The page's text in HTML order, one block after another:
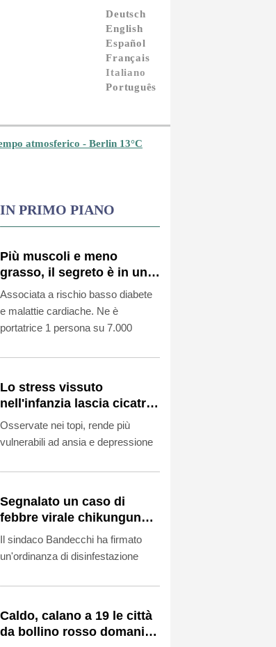
Deutsch
English
Español
Français
Italiano
Português
atmosferico - Berlin 13°C
IN PRIMO PIANO
Più muscoli e meno
grasso, il segreto è in una
rara mutazione genetica
Associata a rischio basso diabete
e malattie cardiache. Ne è
portatrice 1 persona su 7.000
Lo stress vissuto
nell'infanzia lascia cicatrici
nel cervello
Osservate nei topi, rende più
vulnerabili ad ansia e depressione
Segnalato un caso di
febbre virale chikungunya
a Terni
Il sindaco Bandecchi ha firmato
un'ordinanza di disinfestazione
Caldo, calano a 19 le città
da bollino rosso domani e